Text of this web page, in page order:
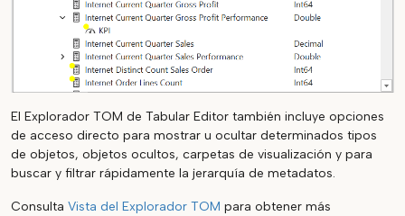
El Explorador TOM de Tabular Editor también incluye opciones
de acceso directo para mostrar u ocultar determinados tipos
de objetos, objetos ocultos, carpetas de visualización y para
buscar y filtrar rápidamente la jerarquía de metadatos.
Consulta Vista del Explorador TOM para obtener más